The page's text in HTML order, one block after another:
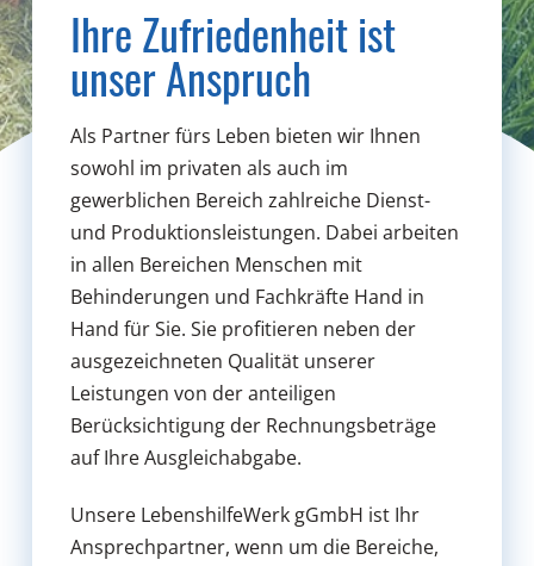
Ihre Zufriedenheit ist
unser Anspruch
Als Partner fürs Leben bieten wir Ihnen
sowohl im privaten als auch im
gewerblichen Bereich zahlreiche Dienst-
und Produktionsleistungen. Dabei arbeiten
in allen Bereichen Menschen mit
Behinderungen und Fachkräfte Hand in
Hand für Sie. Sie profitieren neben der
ausgezeichneten Qualität unserer
Leistungen von der anteiligen
Berücksichtigung der Rechnungsbeträge
auf Ihre Ausgleichabgabe.
Unsere LebenshilfeWerk gGmbH ist Ihr
Ansprechpartner, wenn um die Bereiche,